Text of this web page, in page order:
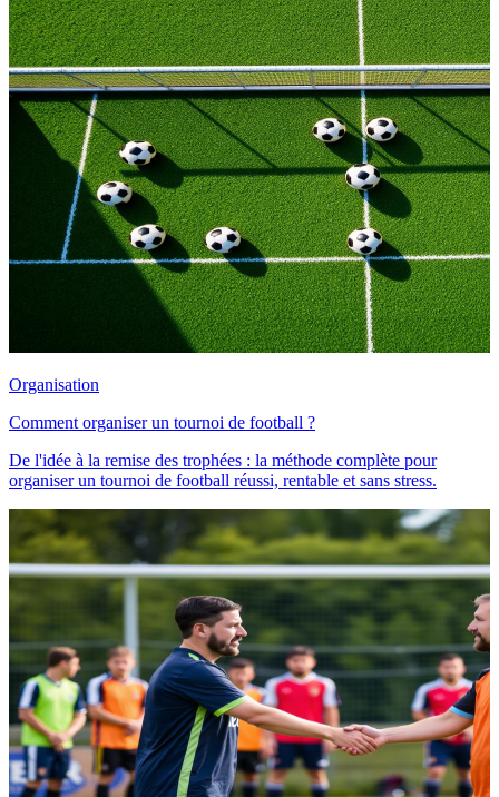
Organisation
Comment organiser un tournoi de football ?
De l'idée à la remise des trophées : la méthode complète pour
organiser un tournoi de football réussi, rentable et sans stress.